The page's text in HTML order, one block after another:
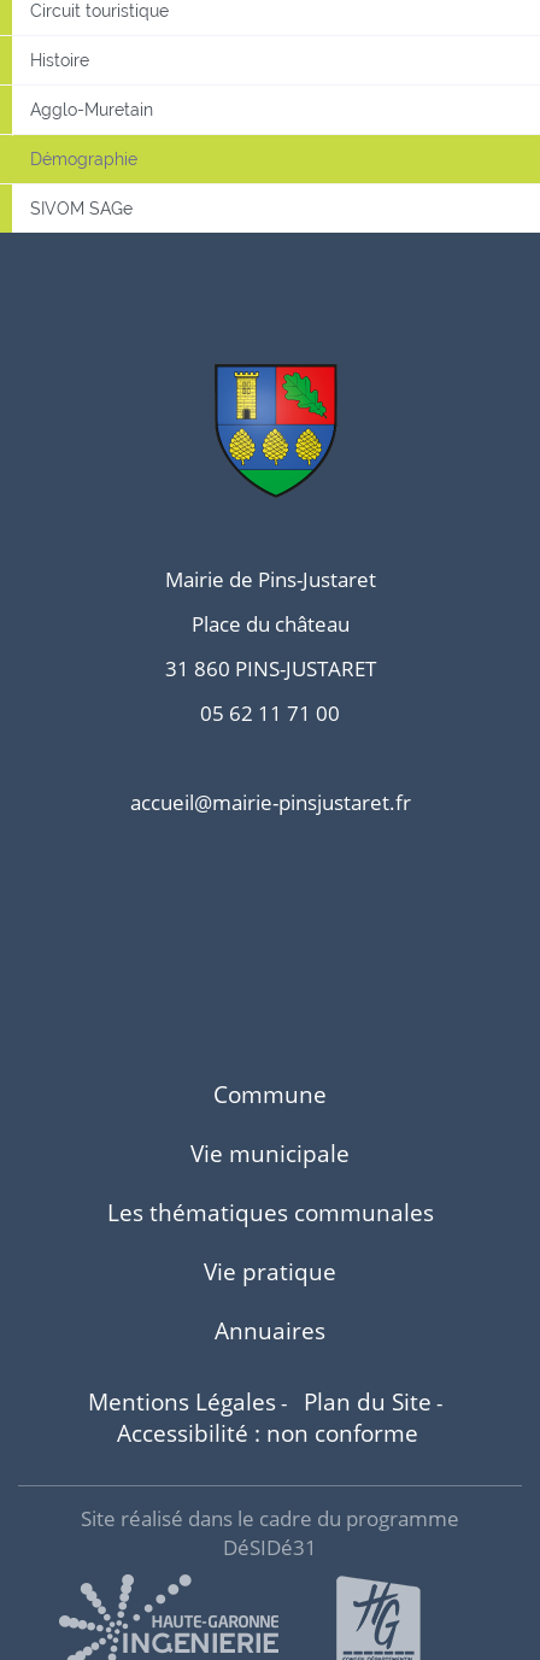
Circuit touristique
Histoire
Agglo-Muretain
Démographie
SIVOM SAGe
Mairie de Pins-Justaret
Place du château
31 860 PINS-JUSTARET
05 62 11 71 00
accueil@mairie-pinsjustaret.fr
Commune
Vie municipale
Les thématiques communales
Vie pratique
Annuaires
Mentions Légales- Plan du Site -
Accessibilité : non conforme
Site réalisé dans le cadre du programme
DéSIDé31